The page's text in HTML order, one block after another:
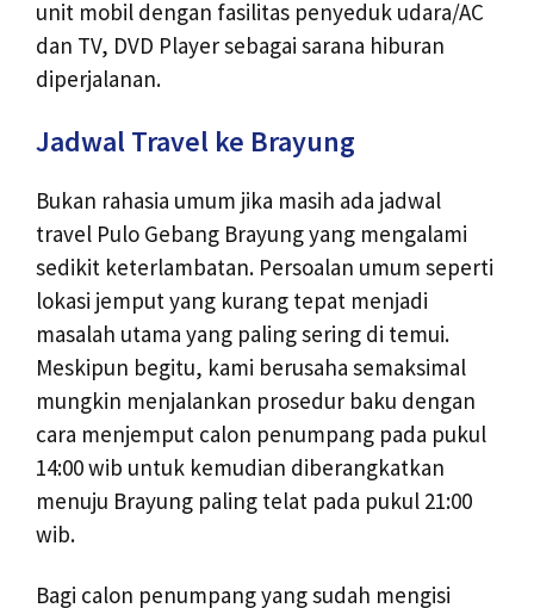
unit mobil dengan fasilitas penyeduk udara/AC
dan TV, DVD Player sebagai sarana hiburan
diperjalanan.
Jadwal Travel ke Brayung
Bukan rahasia umum jika masih ada jadwal
travel Pulo Gebang Brayung yang mengalami
sedikit keterlambatan. Persoalan umum seperti
lokasi jemput yang kurang tepat menjadi
masalah utama yang paling sering di temui.
Meskipun begitu, kami berusaha semaksimal
mungkin menjalankan prosedur baku dengan
cara menjemput calon penumpang pada pukul
14:00 wib untuk kemudian diberangkatkan
menuju Brayung paling telat pada pukul 21:00
wib.
Bagi calon penumpang yang sudah mengisi